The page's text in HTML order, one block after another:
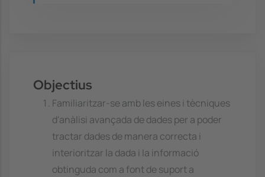
Objectius
Familiaritzar-se amb les eines i tècniques
d'anàlisi avançada de dades per a poder
tractar dades de manera correcta i
interioritzar la dada i la informació
obtinguda com a font de suport a